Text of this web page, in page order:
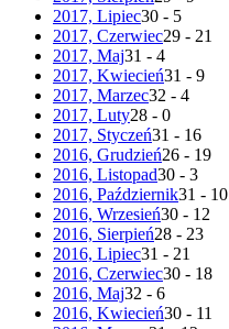
2017, Lipiec30 - 5
2017, Czerwiec29 - 21
2017, Maj31 - 4
2017, Kwiecień31 - 9
2017, Marzec32 - 4
2017, Luty28 - 0
2017, Styczeń31 - 16
2016, Grudzień26 - 19
2016, Listopad30 - 3
2016, Październik31 - 10
2016, Wrzesień30 - 12
2016, Sierpień28 - 23
2016, Lipiec31 - 21
2016, Czerwiec30 - 18
2016, Maj32 - 6
2016, Kwiecień30 - 11